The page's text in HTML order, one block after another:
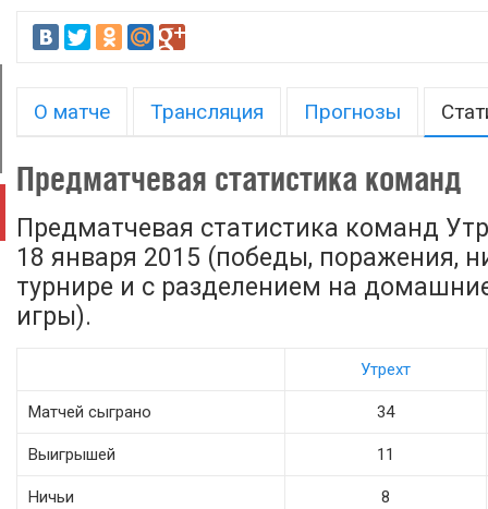
О матче Трансляция Прогнозы
Предматчевая статистика команд
Предматчевая статистика команд
18 января 2015 (победы, поражения,
турнире и с разделением на
игры).
Утрехт
Матчей сыграно 34
Выигрышей 11
Ничьи 8